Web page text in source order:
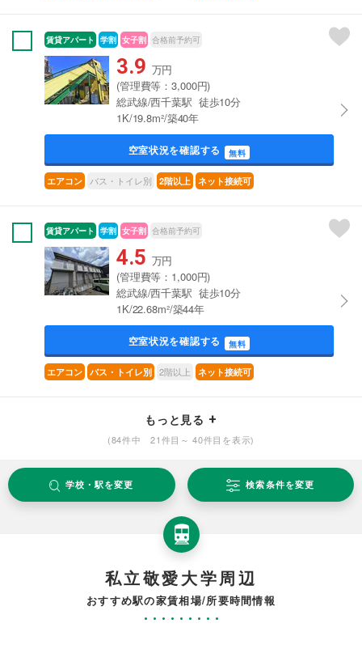
賃貸アパート 学割 女子割 合格前予約可
3.9 万円
(管理費等：3,000円)
総武線/西千葉駅 徒歩10分
1K/19.8m²/築40年
空室状況を確認する 無料
エアコン バス・トイレ別 2階以上 ネット接続可
賃貸アパート 学割 女子割 合格前予約可
4.5 万円
(管理費等：1,000円)
総武線/西千葉駅 徒歩10分
1K/22.68m²/築44年
空室状況を確認する 無料
エアコン バス・トイレ別 2階以上 ネット接続可
もっと見る
(84件中 21件目～ 40件目を表示)
学校・駅を変更 検索条件を変更
私立敬愛大学周辺
おすすめ駅の家賃相場/所要時間情報